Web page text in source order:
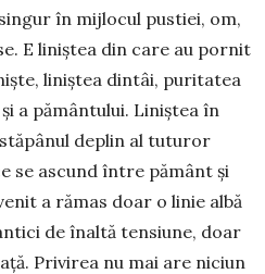
în mijlocul pustiei, om,
E liniștea din care au pornit
liniștea dintâi, puritatea
a pământului. Liniștea în
deplin al tuturor
se ascund între pământ și
a rămas doar o linie albă
de înaltă ten­siune, doar
Privirea nu mai are niciun